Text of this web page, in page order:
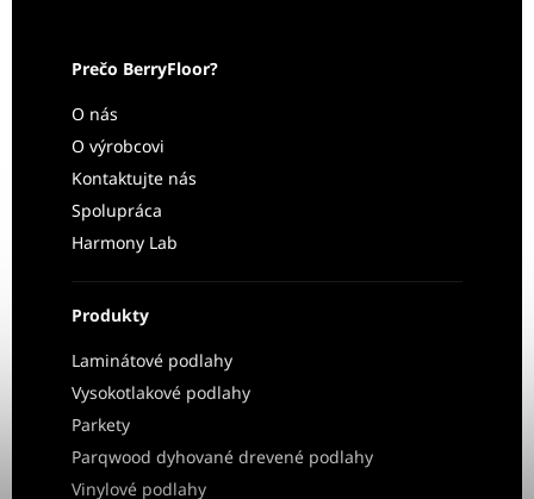
Prečo BerryFloor?
O nás
O výrobcovi
Kontaktujte nás
Spolupráca
Harmony Lab
Produkty
Laminátové podlahy
Vysokotlakové podlahy
Parkety
Parqwood dyhované drevené podlahy
Vinylové podlahy